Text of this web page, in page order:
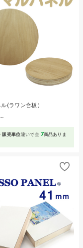
(ラワン合板）
～
販売単位違いで全 7商品ありま